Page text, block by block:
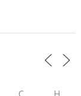
С Н